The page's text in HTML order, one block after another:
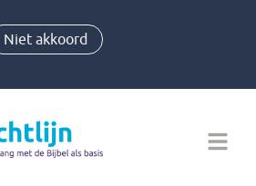
Niet akkoord